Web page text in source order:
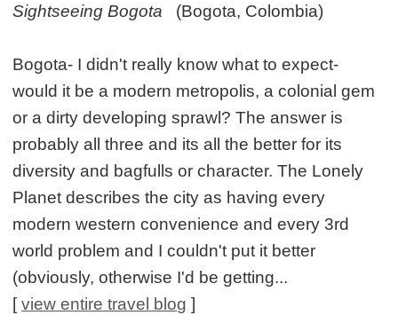
Sightseeing Bogota (Bogota, Colombia)
Bogota- I didn't really know what to expect-
would it be a modern metropolis, a colonial gem
or a dirty developing sprawl? The answer is
probably all three and its all the better for its
diversity and bagfulls or character. The Lonely
Planet describes the city as having every
modern western convenience and every 3rd
world problem and I couldn't put it better
(obviously, otherwise I'd be getting...
[view entire travel blog ]